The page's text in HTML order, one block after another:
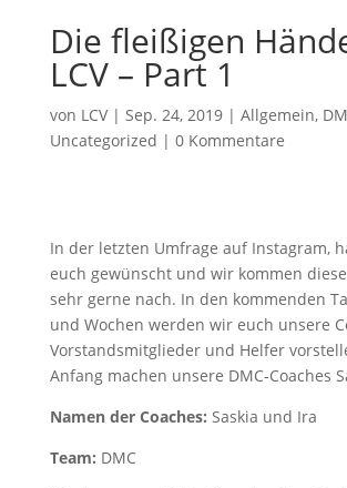
Die fleißigen
LCV – Part 1
von LCV| Sep. 24, 2019| Allgemein,
Uncategorized | 0 Kommentare
In der letzten Umfrage auf Instagram,
euch gewünscht und wir kommen
sehr gerne nach. In den kommenden
und Wochen werden wir euch unsere
Vorstandsmitglieder und Helfer
Anfang machen unsere DMC-Coaches
Namen der Coaches: Saskia und Ira
Team: DMC